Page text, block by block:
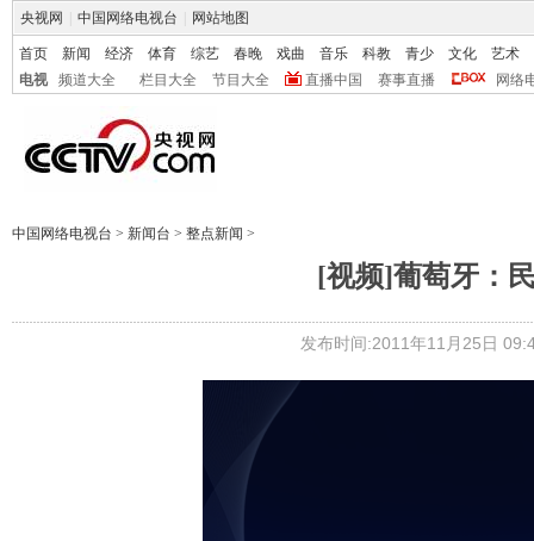
央视网 中国网络电视台 网站地图
首页 新闻 经济 体育 综艺 春晚 戏曲 音乐 科教 青少 文化
艺术
电视
频道大全 栏目大全 节目大全 直播中国 赛事直播 网络
中国网络电视台 > 新闻台 > 整点新闻 >
[视频]葡萄牙：
发布时间:2011年11月25日